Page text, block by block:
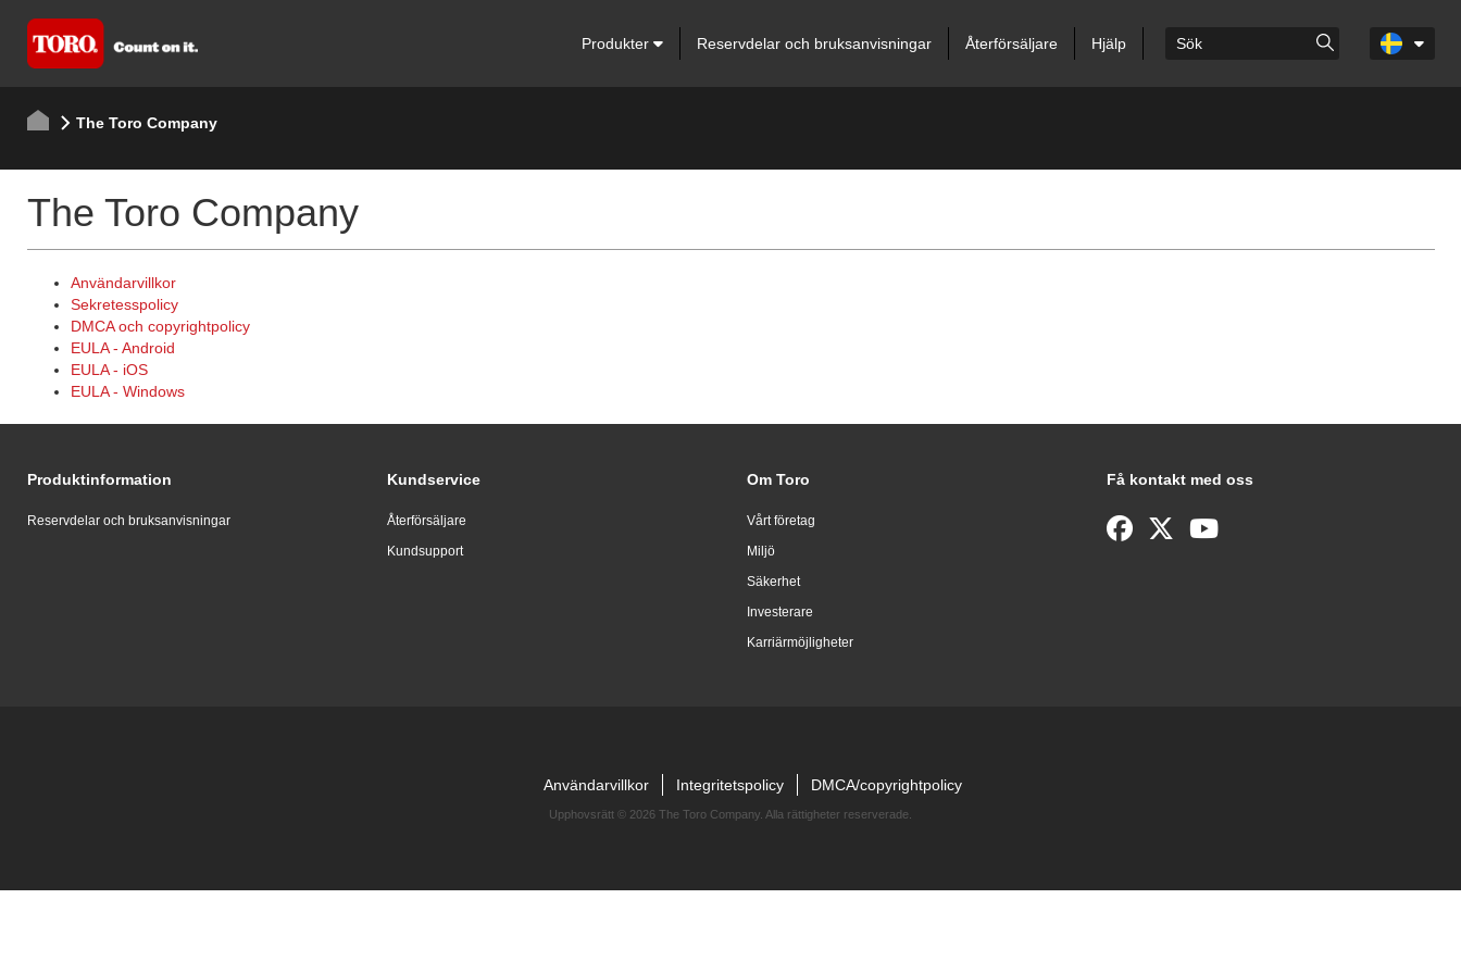
Produkter Reservdelar och bruksanvisningar Återförsäljare Hjälp
The Toro Company
The Toro Company
Användarvillkor
Sekretesspolicy
DMCA och copyrightpolicy
EULA - Android
EULA - iOS
EULA - Windows
Produktinformation
Reservdelar och bruksanvisningar
Kundservice
Återförsäljare
Kundsupport
Om Toro
Vårt företag
Miljö
Säkerhet
Investerare
Karriärmöjligheter
Få kontakt med oss
Användarvillkor Integritetspolicy DMCA/copyrightpolicy
Upphovsrätt © 2026 The Toro Company. Alla rättigheter reserverade.